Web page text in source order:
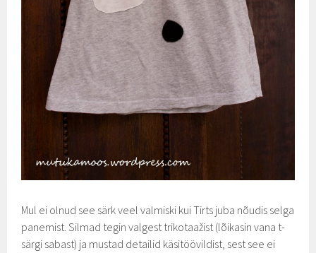
Mul ei olnud see särk veel valmiski kui Tirts juba nõudis selga
panemist. Silmad tegin valgest trikotaažist (lõikasin vana t-
särgi sabast) ja mustad detailid käsitöövildist, sest see ei